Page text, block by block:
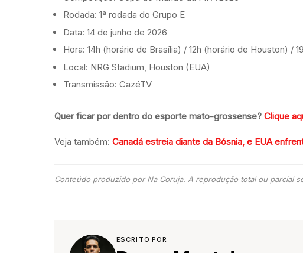
Rodada: 1ª rodada do Grupo E
Data: 14 de junho de 2026
Hora: 14h (horário de Brasília) / 12h (horário de Houston) /
Local: NRG Stadium, Houston (EUA)
Transmissão: CazéTV
Quer ficar por dentro do esporte mato-grossense? Clique
Veja também: Canadá estreia diante da Bósnia, e EUA
Conteúdo produzido por Na Coruja. A reprodução total ou parcial
ESCRITO POR